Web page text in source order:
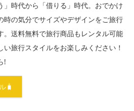
」時代から「借りる」時代。おでかけ
時の気分でサイズやデザインをご旅行
。送料無料で旅行商品もレンタル可能
旅行スタイルをお楽しみください！
!
🧳